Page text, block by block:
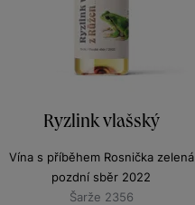
Ryzlink vlašský
Vína s příběhem Rosnička zelená
pozdní sběr 2022
Šarže 2356